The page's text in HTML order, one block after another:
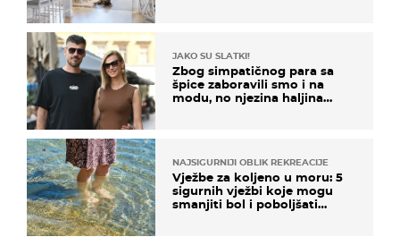
JAKO SU SLATKI!
Zbog simpatičnog para sa
špice zaboravili smo i na
modu, no njezina haljina
NAJSIGURNIJI OBLIK REKREACIJE
Vježbe za koljeno u moru: 5
sigurnih vježbi koje mogu
smanjiti bol i poboljšati